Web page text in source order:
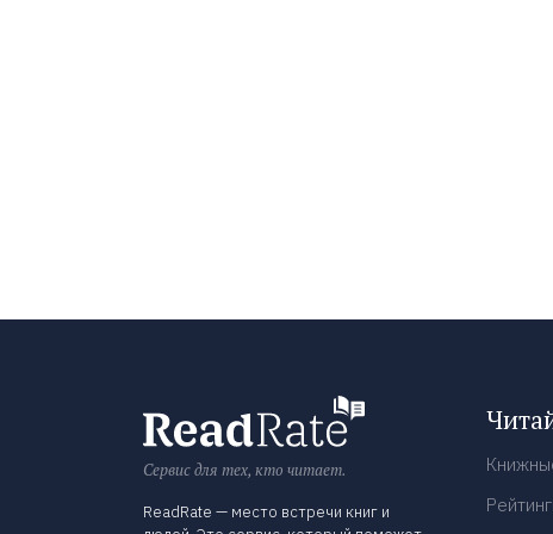
Сервис для тех, кто читает.
ReadRate — место встречи книг и